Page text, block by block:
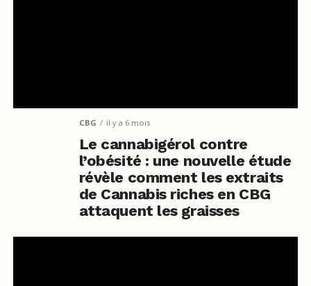
CBG il y a 6 mois
Le cannabigérol contre
l’obésité : une nouvelle étude
révèle comment les extraits
de Cannabis riches en CBG
attaquent les graisses